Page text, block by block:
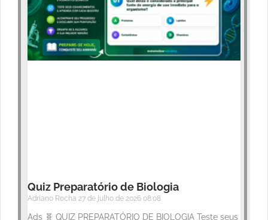
Quiz Preparatório de Biologia
Adriano Rocha 27 de julho de 2026 08:08
Ads 🧬 QUIZ PREPARATÓRIO DE BIOLOGIA Teste seus